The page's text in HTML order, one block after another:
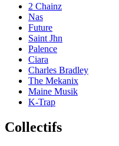
2 Chainz
Nas
Future
Saint Jhn
Palence
Ciara
Charles Bradley
The Mekanix
Maine Musik
K-Trap
Collectifs